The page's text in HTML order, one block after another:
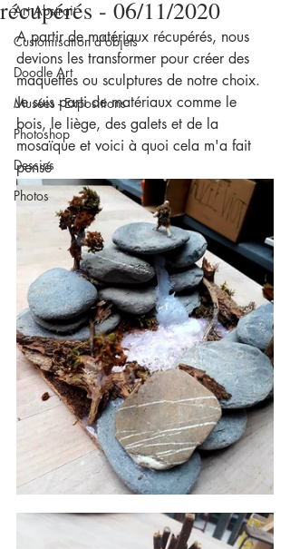
Art Abstrait
Customisation d'objets
Doodle Art
Musées - Expositions
Photoshop
Dessins
Photos
récupérés - 06/11/2020
A partir de matériaux récupérés, nous
devions les transformer pour créer des
maquettes ou sculptures de notre choix.
Je suis parti de matériaux comme le
bois, le liège, des galets et de la
mosaïque et voici à quoi cela m'a fait
pensé